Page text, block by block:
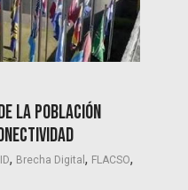
la población
, Brecha Digital, FLACSO,